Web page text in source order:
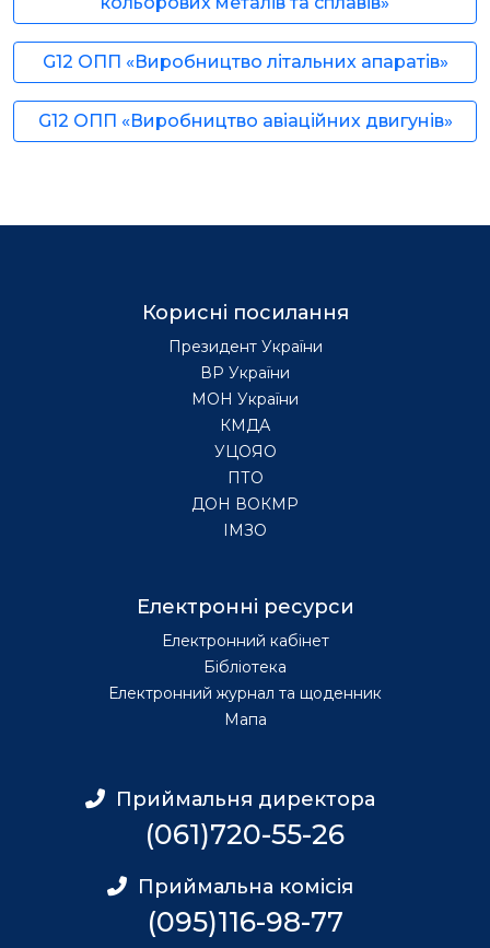
G12 ОПП «Виробництво літальних апаратів»
G12 ОПП «Виробництво авіаційних двигунів»
Корисні посилання
Президент України
ВР України
МОН України
КМДА
УЦОЯО
ПТО
ДОН ВОКМР
ІМЗО
Електронні ресурси
Електронний кабінет
Бібліотека
Електронний журнал та щоденник
Мапа
Приймальня директора
(061)720-55-26
Приймальна комісія
(095)116-98-77